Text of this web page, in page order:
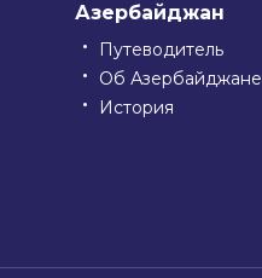
Азербайджан
Путеводитель
Об Азербайджане
История